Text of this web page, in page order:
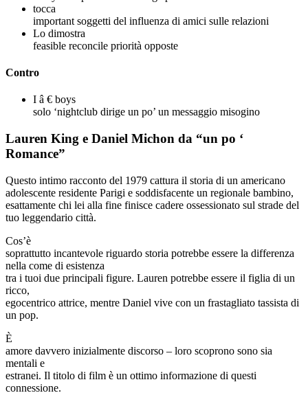
tocca
important soggetti del influenza di amici sulle relazioni
Lo dimostra
feasible reconcile priorità opposte
Contro
I â € boys
solo ‘nightclub dirige un po’ un messaggio misogino
Lauren King e Daniel Michon da “un po ‘
Romance”
Questo intimo racconto del 1979 cattura il storia di un americano
adolescente residente Parigi e soddisfacente un regionale bambino,
esattamente chi lei alla fine finisce cadere ossessionato sul strade del
tuo leggendario città.
Cos’è
soprattutto incantevole riguardo storia potrebbe essere la differenza
nella come di esistenza
tra i tuoi due principali figure. Lauren potrebbe essere il figlia di un
ricco,
egocentrico attrice, mentre Daniel vive con un frastagliato tassista di
un pop.
È
amore davvero inizialmente discorso – loro scoprono sono sia
mentali e
estranei. Il titolo di film è un ottimo informazione di questi
connessione.